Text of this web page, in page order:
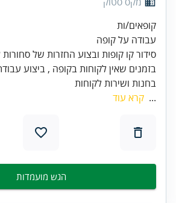
בזמנים שאין לקוחות בקופה , ביצוע
בחנות ושירות לקוחות
... קרא עוד
הגש מועמדות